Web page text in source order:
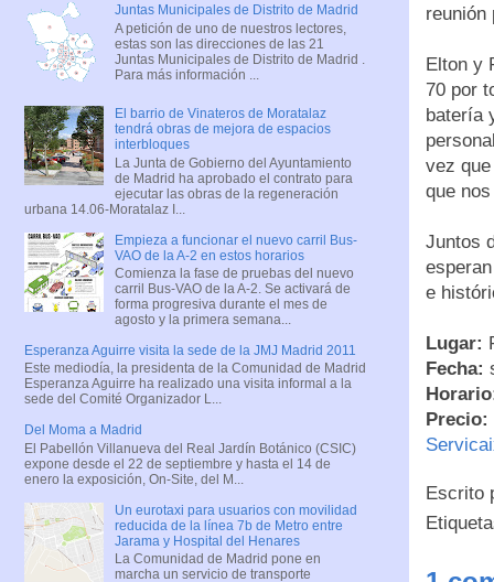
reunión
Elton y
70 por
batería
vez
que
Juntos
e
Lugar:
Fecha:
Precio:
Escrito
Juntas Municipales de Distrito de Madrid
A petición de uno de nuestros lectores,
estas son las direcciones de las 21
Juntas Municipales de Distrito de Madrid .
Para más información ...
El barrio de Vinateros de Moratalaz
tendrá obras de mejora de espacios
interbloques
La Junta de Gobierno del Ayuntamiento
de Madrid ha aprobado el contrato para
ejecutar las obras de la regeneración
urbana 14.06-Moratalaz I...
Empieza a funcionar el nuevo carril Bus-
VAO de la A-2 en estos horarios
Comienza la fase de pruebas del nuevo
carril Bus-VAO de la A-2. Se activará de
forma progresiva durante el mes de
agosto y la primera semana...
Esperanza Aguirre visita la sede de la JMJ Madrid 2011
Este mediodía, la presidenta de la Comunidad de Madrid
Esperanza Aguirre ha realizado una visita informal a la
sede del Comité Organizador L...
Del Moma a Madrid
El Pabellón Villanueva del Real Jardín Botánico (CSIC)
expone desde el 22 de septiembre y hasta el 14 de
enero la exposición, On-Site, del M...
Un eurotaxi para usuarios con movilidad
reducida de la línea 7b de Metro entre
Jarama y Hospital del Henares
La Comunidad de Madrid pone en
marcha un servicio de transporte